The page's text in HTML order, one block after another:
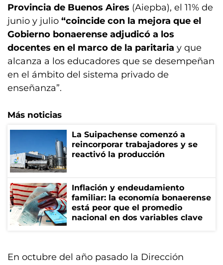
Provincia de Buenos Aires (Aiepba), el 11% de
junio y julio “coincide con la mejora que el
Gobierno bonaerense adjudicó a los
docentes en el marco de la paritaria y que
alcanza a los educadores que se desempeñan
en el ámbito del sistema privado de
enseñanza”.
Más noticias
La Suipachense comenzó a
reincorporar trabajadores y se
reactivó la producción
Inflación y endeudamiento
familiar: la economía bonaerense
está peor que el promedio
nacional en dos variables clave
En octubre del año pasado la Dirección